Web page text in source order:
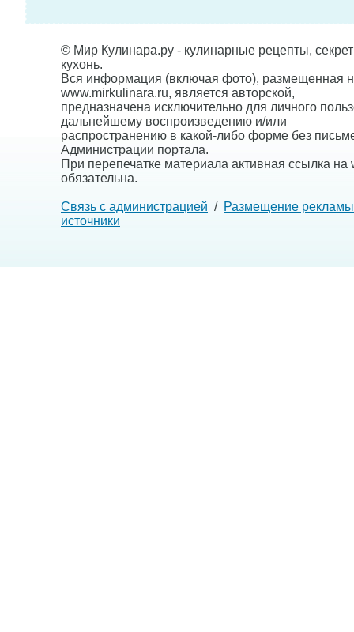
© Мир Кулинара.ру - кулинарные рецепты,
кухонь.
Вся информация (включая фото), размещенная
www.mirkulinara.ru, является авторской,
предназначена исключительно для личного
дальнейшему воспроизведению и/или
распространению в какой-либо форме без
Администрации портала.
При перепечатке материала активная ссылка на
обязательна.
Связь с администрацией / Размещение рекламы
источники